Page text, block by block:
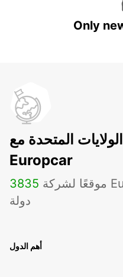
Only
المتحدة مع
Europcar
3835
دولة
أهم الدول